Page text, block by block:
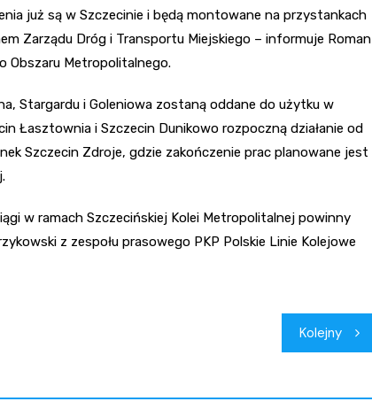
już są w Szczecinie i będą montowane na przystankach
Zarządu Dróg i Transportu Miejskiego – informuje Roman
Obszaru Metropolitalnego.
Stargardu i Goleniowa zostaną oddane do użytku w
Łasztownia i Szczecin Dunikowo rozpoczną działanie od
Szczecin Zdroje, gdzie zakończenie prac planowane jest
w ramach Szczecińskiej Kolei Metropolitalnej powinny
z zespołu prasowego PKP Polskie Linie Kolejowe
Kolejny